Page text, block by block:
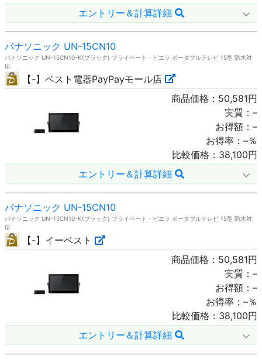
エントリー＆計算詳細
パナソニック UN-15CN10
パナソニック UN-15CN10-K(ブラック) プライベート・ビエラ ポータブルテレビ 15型 防水対
応
【-】ベスト電器PayPayモール店
商品価格： 50,581円
実質： –
お得額： –
お得率： –％
比較価格： 38,100円
エントリー＆計算詳細
パナソニック UN-15CN10
パナソニック UN-15CN10-K(ブラック) プライベート・ビエラ ポータブルテレビ 15型 防水対
応
【-】イーベスト
商品価格： 50,581円
実質： –
お得額： –
お得率： –％
比較価格： 38,100円
エントリー＆計算詳細